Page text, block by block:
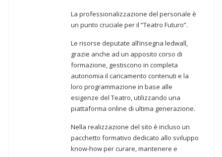
La professionalizzazione del personale è
un punto cruciale per il “Teatro Futuro”.
Le risorse deputate all’insegna ledwall,
grazie anche ad un apposito corso di
formazione, gestiscono in completa
autonomia il caricamento contenuti e la
loro programmazione in base alle
esigenze del Teatro, utilizzando una
piattaforma online di ultima generazione.
Nella realizzazione del sito è incluso un
pacchetto formativo dedicato allo sviluppo
know-how per curare, mantenere e